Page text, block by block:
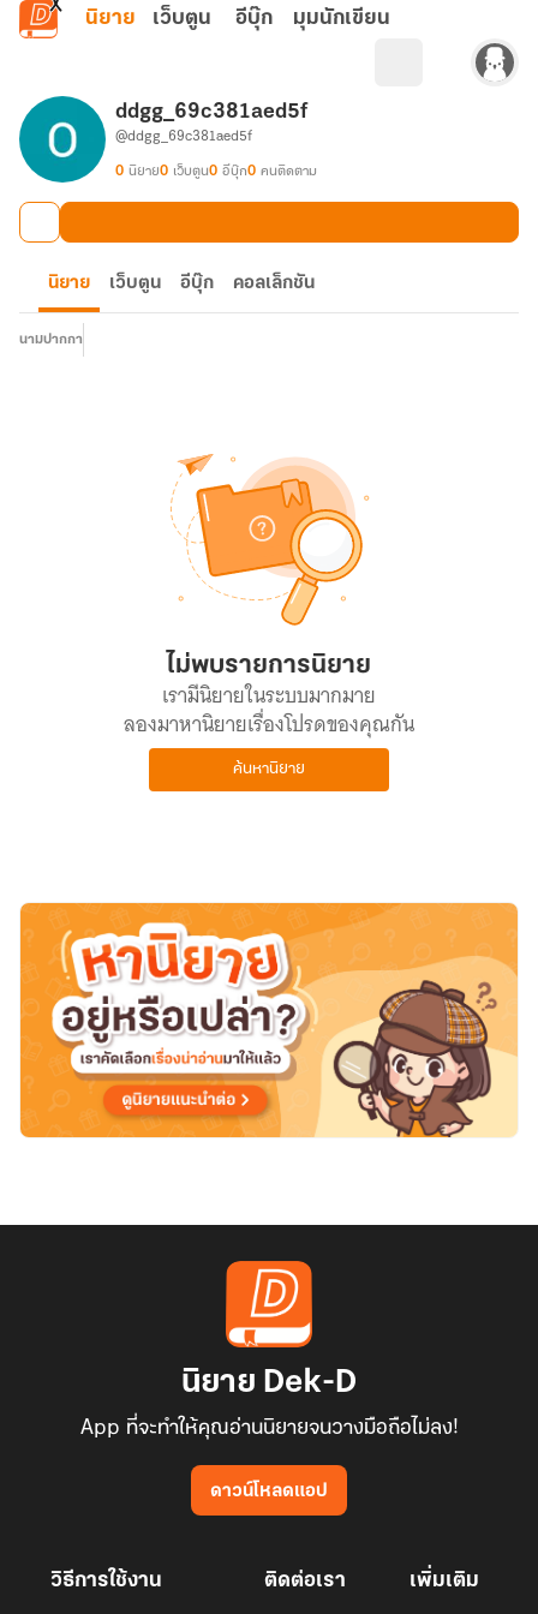
ข้ามไปยังเนื้อหาหลัก
นิยาย เว็บตูน อีบุ๊ก มุมนักเขียน
ddgg_69c381aed5f
@ddgg_69c381aed5f
0 นิยาย0 เว็บตูน0 อีบุ๊ก0 คนติดตาม
นิยาย เว็บตูน อีบุ๊ก คอลเล็กชัน
นามปากกา
ไม่พบรายการนิยาย
เรามีนิยายในระบบมากมาย
ลองมาหานิยายเรื่องโปรดของคุณกัน
ค้นหานิยาย
นิยาย Dek-D
App ที่จะทำให้คุณอ่านนิยายจนวางมือถือไม่ลง!
ดาวน์โหลดแอป
วิธีการใช้งาน ติดต่อเรา เพิ่มเติม